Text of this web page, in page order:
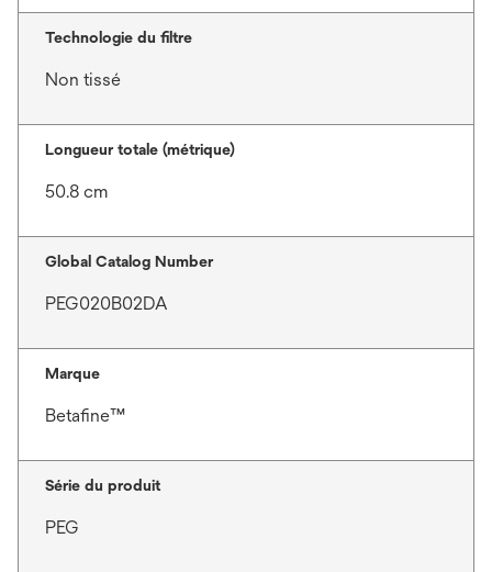
Technologie du filtre
Non tissé
Longueur totale (métrique)
50.8 cm
Global Catalog Number
PEG020B02DA
Marque
Betafine™
Série du produit
PEG